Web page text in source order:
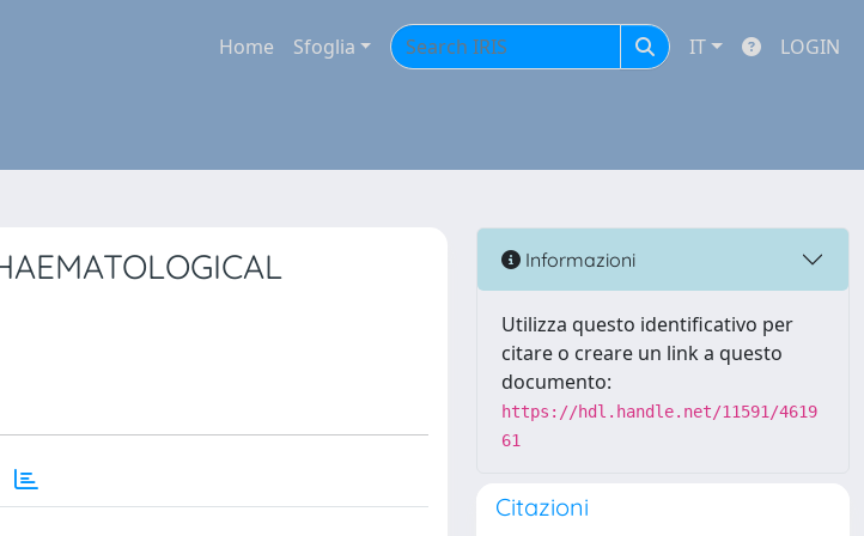
Home Sfoglia IT LOGIN
Informazioni
Utilizza questo identificativo per
citare o creare un link a questo
documento:
https://hdl.handle.net/11591/4619
61
Citazioni